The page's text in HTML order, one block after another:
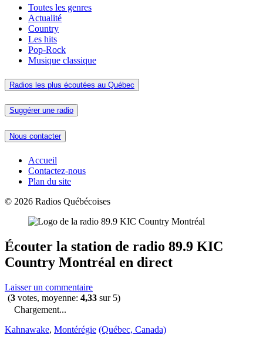
Toutes les genres
Actualité
Country
Les hits
Pop-Rock
Musique classique
Radios les plus écoutées au Québec
Suggérer une radio
Nous contacter
Accueil
Contactez-nous
Plan du site
© 2026 Radios Québécoises
Écouter la station de radio 89.9 KIC
Country Montréal en direct
Laisser un commentaire
(3 votes, moyenne: 4,33 sur 5)
Chargement...
Kahnawake, Montérégie (Québec, Canada)